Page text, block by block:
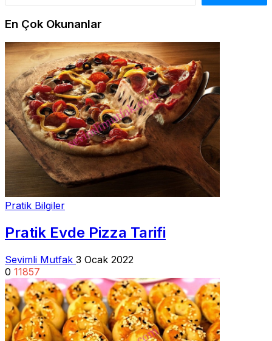
En Çok Okunanlar
Pratik Bilgiler
Pratik Evde Pizza Tarifi
Sevimli Mutfak 3 Ocak 2022
0 11857